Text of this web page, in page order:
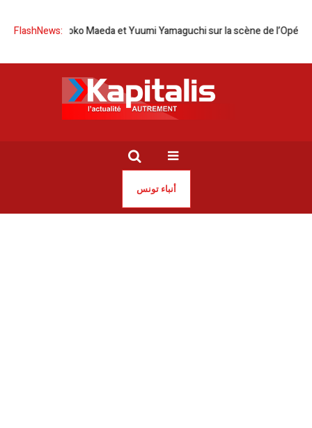
FlashNews:
| Tomoko Maeda et Yuumi Yamaguchi sur la scène de l’Opéra de
أنباء تونس